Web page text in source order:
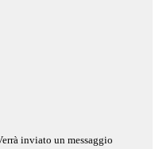
inviato un messaggio